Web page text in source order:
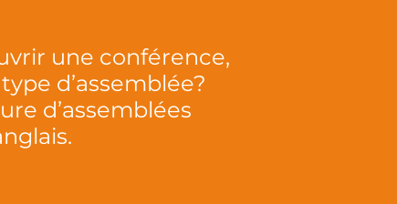
une conférence,
d’assemblée?
d’assemblées